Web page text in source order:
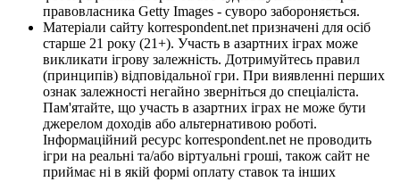
правовласника Getty Images - суворо забороняється.
Матеріали сайту korrespondent.net призначені для осіб
старше 21 року (21+). Участь в азартних іграх може
викликати ігрову залежність. Дотримуйтесь правил
(принципів) відповідальної гри. При виявленні перших
ознак залежності негайно зверніться до спеціаліста.
Пам'ятайте, що участь в азартних іграх не може бути
джерелом доходів або альтернативою роботі.
Інформаційний ресурс korrespondent.net не проводить
ігри на реальні та/або віртуальні гроші, також сайт не
приймає ні в якій формі оплату ставок та інших